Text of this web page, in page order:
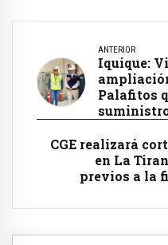
ANTERIOR
Iquique:
Palafitos
CGE realizará
en La
previos a la